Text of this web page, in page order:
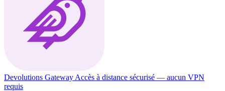
Devolutions Gateway Accès à distance sécurisé — aucun VPN
requis